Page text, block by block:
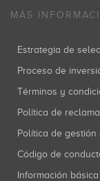
MÁS
Estrategia de
Proceso de
Términos y
Política de
Política de
Código de
Información